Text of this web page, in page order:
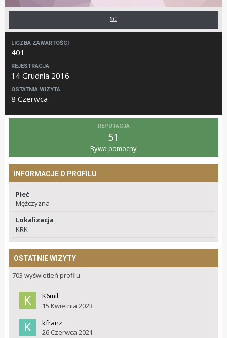
LICZBA ZAWARTOŚCI
401
REJESTRACJA
14 Grudnia 2016
OSTATNIA WIZYTA
8 Czerwca
REPUTACJA
51
Bywa pomocny
INFORMACJE O PROFILU
Płeć
Mężczyzna
Lokalizacja
KRK
OSTATNIE WIZYTY
703 wyświetleń profilu
K6mil
15 Kwietnia 2023
kfranz
26 Czerwca 2021